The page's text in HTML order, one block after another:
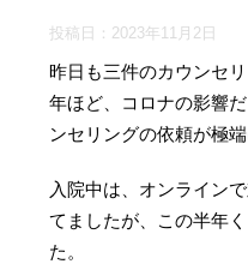
投稿日： 2023年11月2日
昨日も三件のカウンセ
年ほど、コロナの影響
ンセリングの依頼が極
入院中は、オンライン
てましたが、この半年
た。